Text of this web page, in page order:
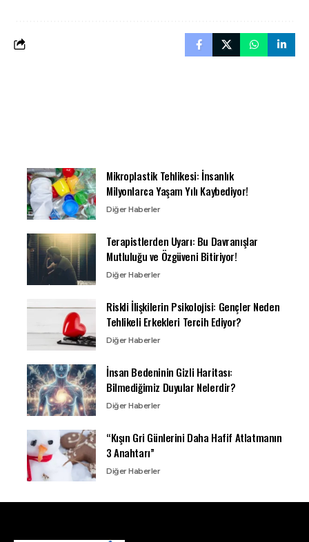
Mikroplastik Tehlikesi: İnsanlık
Milyonlarca Yaşam Yılı Kaybediyor!
Diğer Haberler
Terapistlerden Uyarı: Bu Davranışlar
Mutluluğu ve Özgüveni Bitiriyor!
Diğer Haberler
Riskli İlişkilerin Psikolojisi: Gençler Neden
Tehlikeli Erkekleri Tercih Ediyor?
Diğer Haberler
İnsan Bedeninin Gizli Haritası:
Bilmediğimiz Duyular Nelerdir?
Diğer Haberler
“Kışın Gri Günlerini Daha Hafif Atlatmanın
3 Anahtarı”
Diğer Haberler